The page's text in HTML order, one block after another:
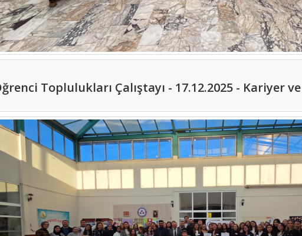
Toplulukları Çalıştayı - 17.12.2025 - Kariyer